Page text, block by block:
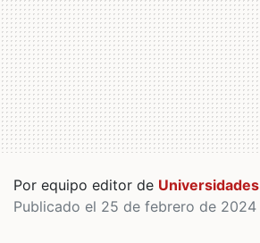
Por equipo editor de Universidades
Publicado el 25 de febrero de 2024